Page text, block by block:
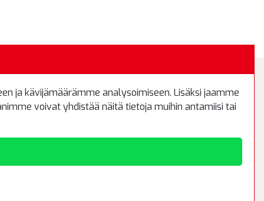
Kirjaudu sisään
ja kävijämäärämme analysoimiseen. Lisäksi jaamme
voivat yhdistää näitä tietoja muihin antamiisi tai